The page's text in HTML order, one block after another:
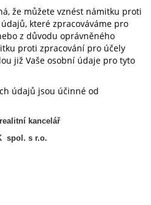
že můžete vznést námitku proti
které zpracováváme pro
z důvodu oprávněného
proti zpracování pro účely
již Vaše osobní údaje pro tyto
údajů jsou účinné od
kancelář
spol. s r.o.